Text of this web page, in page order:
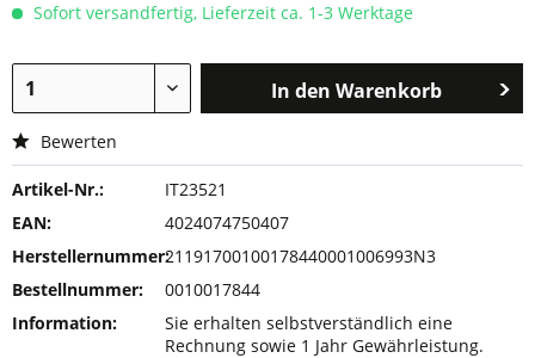
Sofort versandfertig, Lieferzeit ca. 1-3 Werktage
In den Warenkorb
Bewerten
Artikel-Nr.:
IT23521
EAN:
4024074750407
Herstellernummer:21191700100178440001006993N3
Bestellnummer:
0010017844
Information:
Sie erhalten selbstverständlich eine
Rechnung sowie 1 Jahr Gewährleistung.